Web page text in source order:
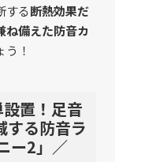
する断熱効果だ
ね備えた防音カ
！
置！足音
する防音ラ
ー2」／